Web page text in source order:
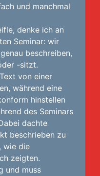
und manchmal
denke ich an
Seminar: wir
beschreiben,
-sitzt.
von einer
während eine
hinstellen
des Seminars
dachte
beschrieben zu
wie die
zeigten.
und muss